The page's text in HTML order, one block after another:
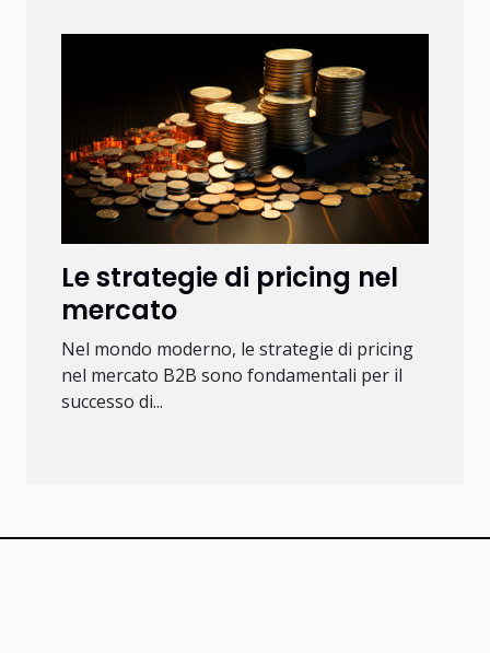
Le strategie di pricing nel
mercato
Nel mondo moderno, le strategie di pricing
nel mercato B2B sono fondamentali per il
successo di...